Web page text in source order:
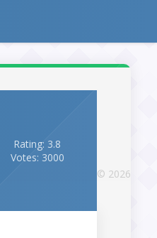
Rating: 3.8
Votes: 3000
© 2026